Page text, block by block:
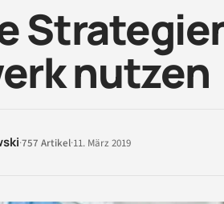
nutzen
·757 Artikel·11. März 2019